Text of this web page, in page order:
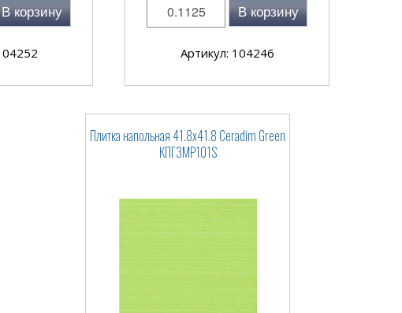
В корзину В корзину
Артикул: 104246
Плитка напольная 41.8x41.8 Ceradim Green
КПГ3МР101S